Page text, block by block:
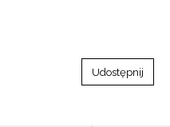
Udostępnij